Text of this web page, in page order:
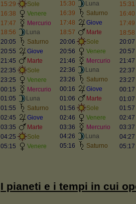
15:29
Sole
16:38
Venere
17:47
Mercurio
18:56
Luna
20:05
Saturno
20:55
Giove
21:45
Marte
22:35
Sole
23:25
Venere
00:15
Mercurio
01:05
Luna
01:55
Saturno
02:45
Giove
03:35
Marte
04:25
Sole
05:15
Venere
15:30
Luna
16:39
Saturno
17:48
Giove
18:57
Marte
20:06
Sole
20:56
Venere
21:46
Mercurio
22:36
Luna
23:26
Saturno
00:16
Giove
01:06
Marte
01:56
Sole
02:46
Venere
03:36
Mercurio
04:26
Luna
05:16
Saturno
15:31
16:40
17:49
18:58
20:07
20:57
21:47
22:37
23:27
00:17
01:07
01:57
02:47
03:37
04:27
05:17
I pianeti e i tempi in cui